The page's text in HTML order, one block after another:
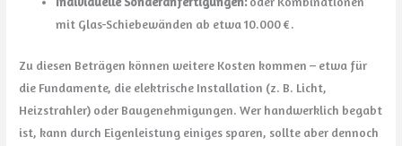
mit Glas-Schiebewänden ab etwa 10.000 €.
Zu diesen Beträgen können weitere Kosten kommen – etwa für
die Fundamente, die elektrische Installation (z. B. Licht,
Heizstrahler) oder Baugenehmigungen. Wer handwerklich begabt
ist, kann durch Eigenleistung einiges sparen, sollte aber dennoch